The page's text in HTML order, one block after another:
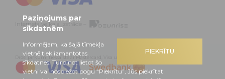
Interneta veikala izstrāde –
Droši pirkumi tiešsaistē ar Mastercard, Visa un Swedbank
PIEKRĪTU
Paziņojums par
sīkdatnēm
Informējam, ka šajā tīmekļa
vietnē tiek izmantotas
sīkdatnes. Turpinot lietot šo
vietni vai nospiežot pogu “Piekrītu”, Jūs piekrītat